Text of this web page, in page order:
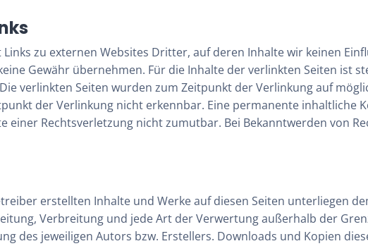
zu externen Websites Dritter, auf deren Inhalte wir keinen
Gewähr übernehmen. Für die Inhalte der verlinkten Seiten ist
verlinkten Seiten wurden zum Zeitpunkt der Verlinkung auf
der Verlinkung nicht erkennbar. Eine permanente inhaltliche
einer Rechtsverletzung nicht zumutbar. Bei Bekanntwerden von
erstellten Inhalte und Werke auf diesen Seiten unterliegen
Verbreitung und jede Art der Verwertung außerhalb der
des jeweiligen Autors bzw. Erstellers. Downloads und Kopien